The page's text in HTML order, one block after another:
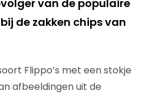
van de populaire
de zakken chips van
Flippo’s met een stokje
afbeeldingen uit de